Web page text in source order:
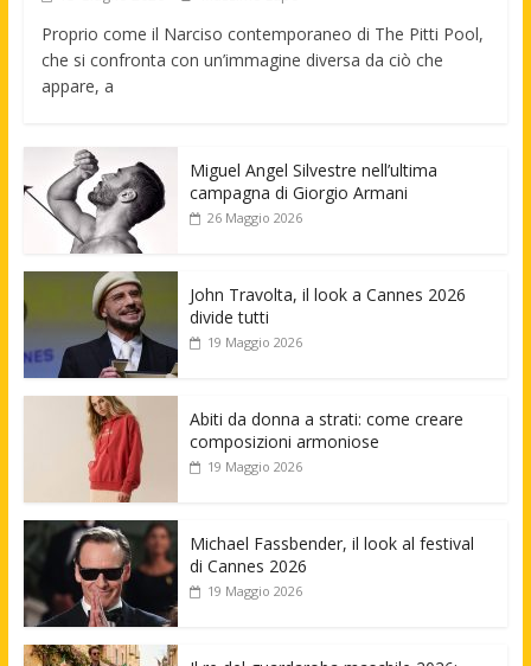
Proprio come il Narciso contemporaneo di The Pitti Pool,
che si confronta con un’immagine diversa da ciò che
appare, a
Miguel Angel Silvestre nell’ultima
campagna di Giorgio Armani
26 Maggio 2026
John Travolta, il look a Cannes 2026
divide tutti
19 Maggio 2026
Abiti da donna a strati: come creare
composizioni armoniose
19 Maggio 2026
Michael Fassbender, il look al festival
di Cannes 2026
19 Maggio 2026